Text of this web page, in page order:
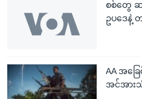
စစ်တွေ ဆ
ဥပဒေနဲ့
AA အခြ
အင်အား